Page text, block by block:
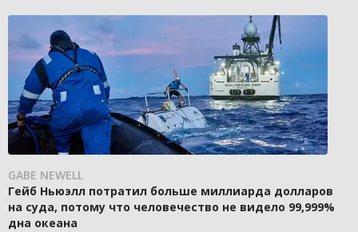
GABE NEWELL
Гейб Ньюэлл потратил больше миллиарда долларов
на суда, потому что человечество не видело 99,999%
дна океана